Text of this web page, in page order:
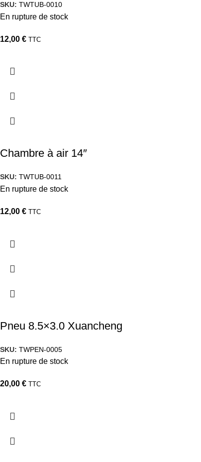
SKU: TWTUB-0010
En rupture de stock
12,00 € TTC
Chambre à air 14″
SKU: TWTUB-0011
En rupture de stock
12,00 € TTC
Pneu 8.5×3.0 Xuancheng
SKU: TWPEN-0005
En rupture de stock
20,00 € TTC